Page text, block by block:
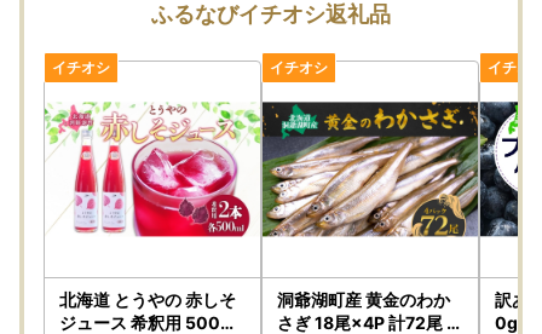
ふるなびイチオシ返礼品
北海道 とうやの 赤しそ
ジュース 希釈用 500ml
洞爺湖町産 黄金のわか
さぎ 18尾×4P 計72尾 1
訳あ
0g 冷